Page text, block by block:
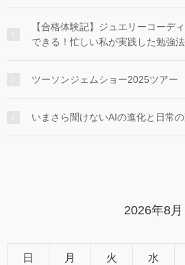
【合格体験記】ジュエリーコーデ
できる！忙しい私が実践した勉強
ツーソンジェムショー2025ツアー
いまさら聞けないAIの進化と日常
2026年8月
日 月 火 水